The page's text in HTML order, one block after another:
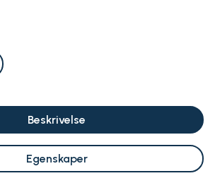
Beskrivelse
Egenskaper